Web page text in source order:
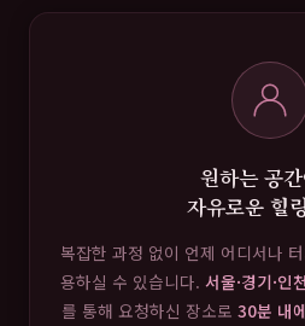
원하는 공
자유로운 힐
복잡한 과정 없이 언제 어디서나
용하실 수 있습니다. 서울·경기·인
를 통해 요청하신 장소로 30분 내